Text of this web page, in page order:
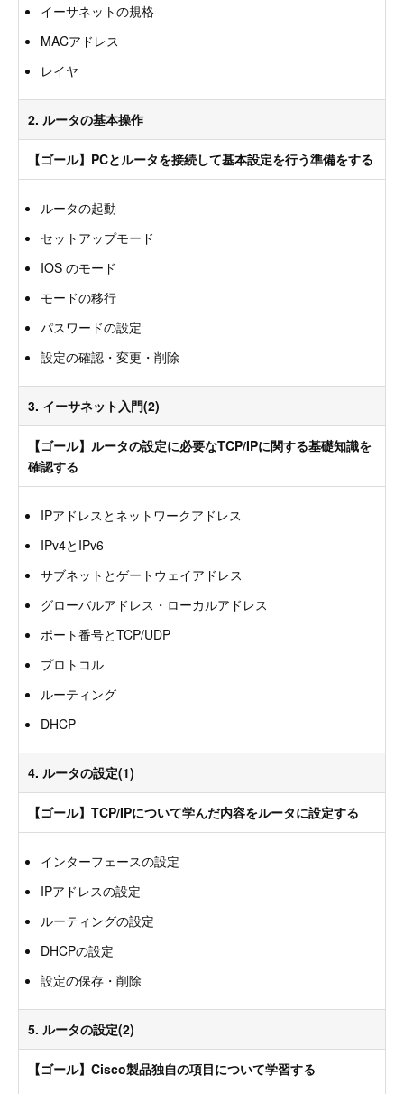
イーサネットの規格
MACアドレス
レイヤ
2. ルータの基本操作
【ゴール】PCとルータを接続して基本設定を行う準備をする
ルータの起動
セットアップモード
IOS のモード
モードの移行
パスワードの設定
設定の確認・変更・削除
3. イーサネット入門(2)
【ゴール】ルータの設定に必要なTCP/IPに関する基礎知識を
確認する
IPアドレスとネットワークアドレス
IPv4とIPv6
サブネットとゲートウェイアドレス
グローバルアドレス・ローカルアドレス
ポート番号とTCP/UDP
プロトコル
ルーティング
DHCP
4. ルータの設定(1)
【ゴール】TCP/IPについて学んだ内容をルータに設定する
インターフェースの設定
IPアドレスの設定
ルーティングの設定
DHCPの設定
設定の保存・削除
5. ルータの設定(2)
【ゴール】Cisco製品独自の項目について学習する